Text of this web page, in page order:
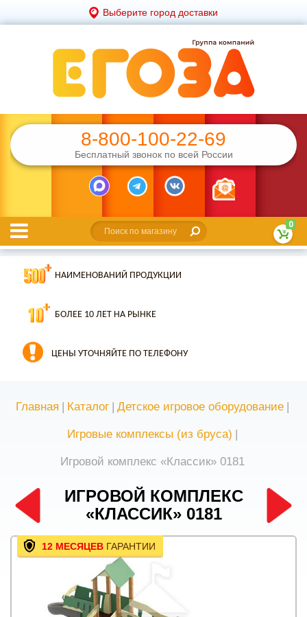
Выберите город доставки
8-800-100-22-69
Бесплатный звонок по всей России
0
НАИМЕНОВАНИЙ ПРОДУКЦИИ
БОЛЕЕ 10 ЛЕТ НА РЫНКЕ
ЦЕНЫ УТОЧНЯЙТЕ ПО ТЕЛЕФОНУ
Главная | Каталог | Детское игровое оборудование |
Игровые комплексы (из бруса) |
Игровой комплекс «Классик» 0181
ИГРОВОЙ КОМПЛЕКС
«КЛАССИК» 0181
12 МЕСЯЦЕВ ГАРАНТИИ